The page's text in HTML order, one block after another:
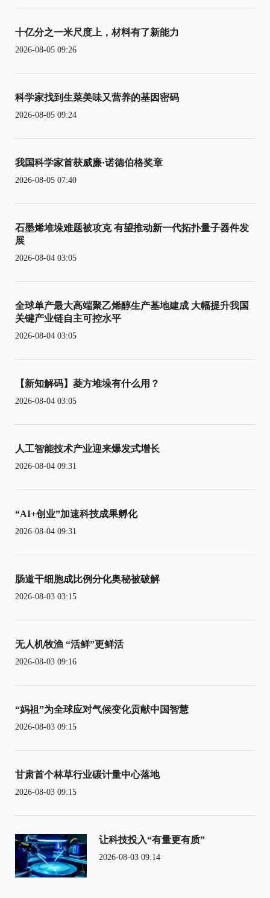
十亿分之一米尺度上，材料有了新能力
2026-08-05 09:26
科学家找到生菜美味又营养的基因密码
2026-08-05 09:24
我国科学家首获威廉·诺德伯格奖章
2026-08-05 07:40
石墨烯堆垛难题被攻克 有望推动新一代拓扑量子器件发
展
2026-08-04 03:05
全球单产最大高端聚乙烯醇生产基地建成 大幅提升我国
关键产业链自主可控水平
2026-08-04 03:05
【新知解码】菱方堆垛有什么用？
2026-08-04 03:05
人工智能技术产业迎来爆发式增长
2026-08-04 09:31
“AI+创业”加速科技成果孵化
2026-08-04 09:31
肠道干细胞成比例分化奥秘被破解
2026-08-03 03:15
无人机牧渔 “活鲜”更鲜活
2026-08-03 09:16
“妈祖”为全球应对气候变化贡献中国智慧
2026-08-03 09:15
甘肃首个林草行业碳计量中心落地
2026-08-03 09:15
让科技投入“有量更有质”
2026-08-03 09:14